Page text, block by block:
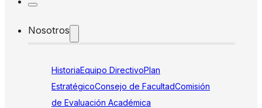
Nosotros
HistoriaEquipo DirectivoPlan
EstratégicoConsejo de FacultadComisión
de Evaluación Académica